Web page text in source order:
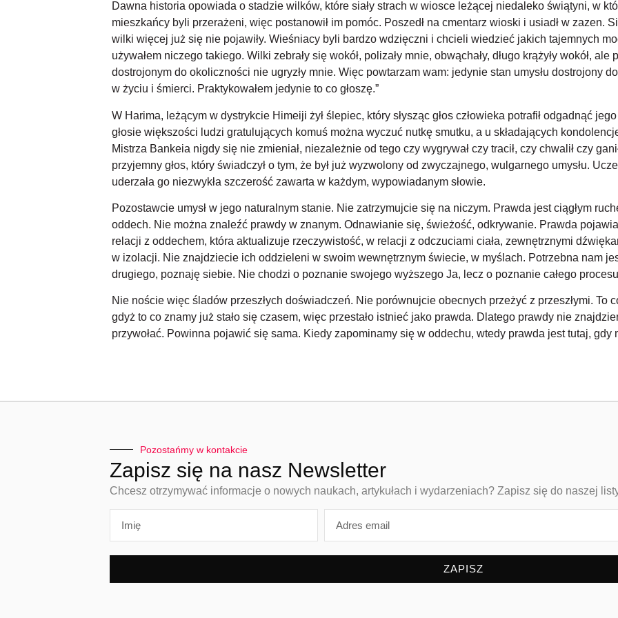
Dawna historia opowiada o stadzie wilków, które siały strach w wiosce leżącej niedaleko świątyni, w
mieszkańcy byli przerażeni, więc postanowił im pomóc. Poszedł na cmentarz wioski i usiadł w zazen.
wilki więcej już się nie pojawiły. Wieśniacy byli bardzo wdzięczni i chcieli wiedzieć jakich tajemnych
używałem niczego takiego. Wilki zebrały się wokół, polizały mnie, obwąchały, długo krążyły wokół,
dostrojonym do okoliczności nie ugryzły mnie. Więc powtarzam wam: jedynie stan umysłu dostrojony
w życiu i śmierci. Praktykowałem jedynie to co głoszę.”
W Harima, leżącym w dystrykcie Himeiji żył ślepiec, który słysząc głos człowieka potrafił odgadnąć
głosie większości ludzi gratulujących komuś można wyczuć nutkę smutku, a u składających
Mistrza Bankeia nigdy się nie zmieniał, niezależnie od tego czy wygrywał czy tracił, czy chwalił czy
przyjemny głos, który świadczył o tym, że był już wyzwolony od zwyczajnego, wulgarnego umysłu.
uderzała go niezwykła szczerość zawarta w każdym, wypowiadanym słowie.
Pozostawcie umysł w jego naturalnym stanie. Nie zatrzymujcie się na niczym. Prawda jest ciągłym
oddech. Nie można znaleźć prawdy w znanym. Odnawianie się, świeżość, odkrywanie. Prawda
relacji z oddechem, która aktualizuje rzeczywistość, w relacji z odczuciami ciała, zewnętrznymi
w izolacji. Nie znajdziecie ich oddzieleni w swoim wewnętrznym świecie, w myślach. Potrzebna nam
drugiego, poznaję siebie. Nie chodzi o poznanie swojego wyższego Ja, lecz o poznanie całego procesu
Nie noście więc śladów przeszłych doświadczeń. Nie porównujcie obecnych przeżyć z przeszłymi. To
gdyż to co znamy już stało się czasem, więc przestało istnieć jako prawda. Dlatego prawdy nie
przywołać. Powinna pojawić się sama. Kiedy zapominamy się w oddechu, wtedy prawda jest tutaj, gdy
Pozostańmy w kontakcie
Zapisz się na nasz Newsletter
Chcesz otrzymywać informacje o nowych naukach, artykułach i wydarzeniach? Zapisz się do naszej
ZAPISZ